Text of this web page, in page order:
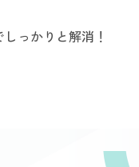
っかりと解消！